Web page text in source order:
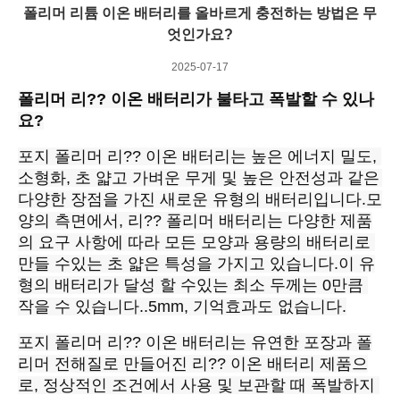
폴리머 리튬 이온 배터리를 올바르게 충전하는 방법은 무
엇인가요?
2025-07-17
폴리머 리?? 이온 배터리가 불타고 폭발할 수 있나
요?
포지 폴리머 리?? 이온 배터리는 높은 에너지 밀도,
소형화, 초 얇고 가벼운 무게 및 높은 안전성과 같은
다양한 장점을 가진 새로운 유형의 배터리입니다.모
양의 측면에서, 리?? 폴리머 배터리는 다양한 제품
의 요구 사항에 따라 모든 모양과 용량의 배터리로
만들 수있는 초 얇은 특성을 가지고 있습니다.이 유
형의 배터리가 달성 할 수있는 최소 두께는 0만큼
작을 수 있습니다..5mm, 기억효과도 없습니다.
포지 폴리머 리?? 이온 배터리는 유연한 포장과 폴
리머 전해질로 만들어진 리?? 이온 배터리 제품으
로, 정상적인 조건에서 사용 및 보관할 때 폭발하지